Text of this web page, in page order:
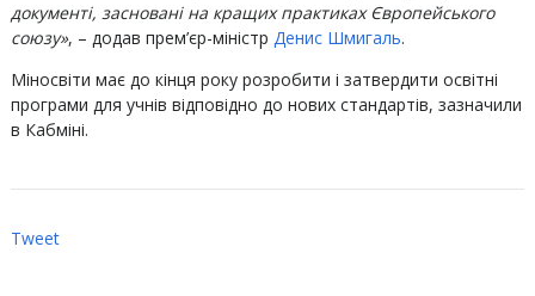
документі, засновані на кращих практиках Європейського
союзу», – додав прем’єр-міністр Денис Шмигаль.
Міносвіти має до кінця року розробити і затвердити освітні
програми для учнів відповідно до нових стандартів, зазначили
в Кабміні.
Tweet